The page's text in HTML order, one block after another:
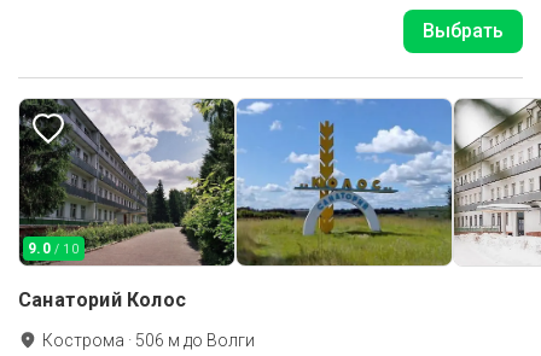
Выбрать
9.0 / 10
Санаторий Колос
Кострома · 506 м до Волги